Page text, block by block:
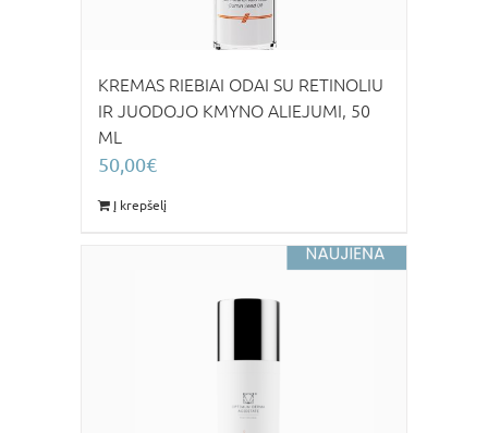
KREMAS RIEBIAI ODAI SU RETINOLIU
IR JUODOJO KMYNO ALIEJUMI, 50
ML
50,00€
Į krepšelį